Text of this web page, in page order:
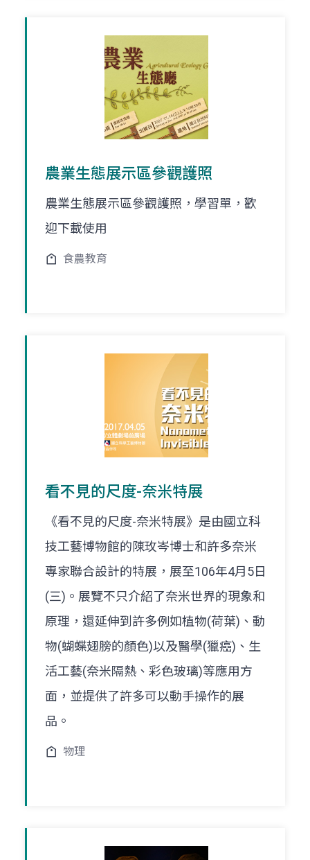
農業生態展示區參觀護照
農業生態展示區參觀護照，學習單，歡
迎下載使用
食農教育
看不見的尺度-奈米特展
《看不見的尺度-奈米特展》是由國立科
技工藝博物館的陳玫岑博士和許多奈米
專家聯合設計的特展，展至106年4月5日
(三)。展覽不只介紹了奈米世界的現象和
原理，還延伸到許多例如植物(荷葉)、動
物(蝴蝶翅膀的顏色)以及醫學(獵癌)、生
活工藝(奈米隔熱、彩色玻璃)等應用方
面，並提供了許多可以動手操作的展
品。
物理